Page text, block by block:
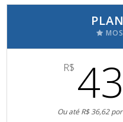
R$
Ou até R$ 36,62